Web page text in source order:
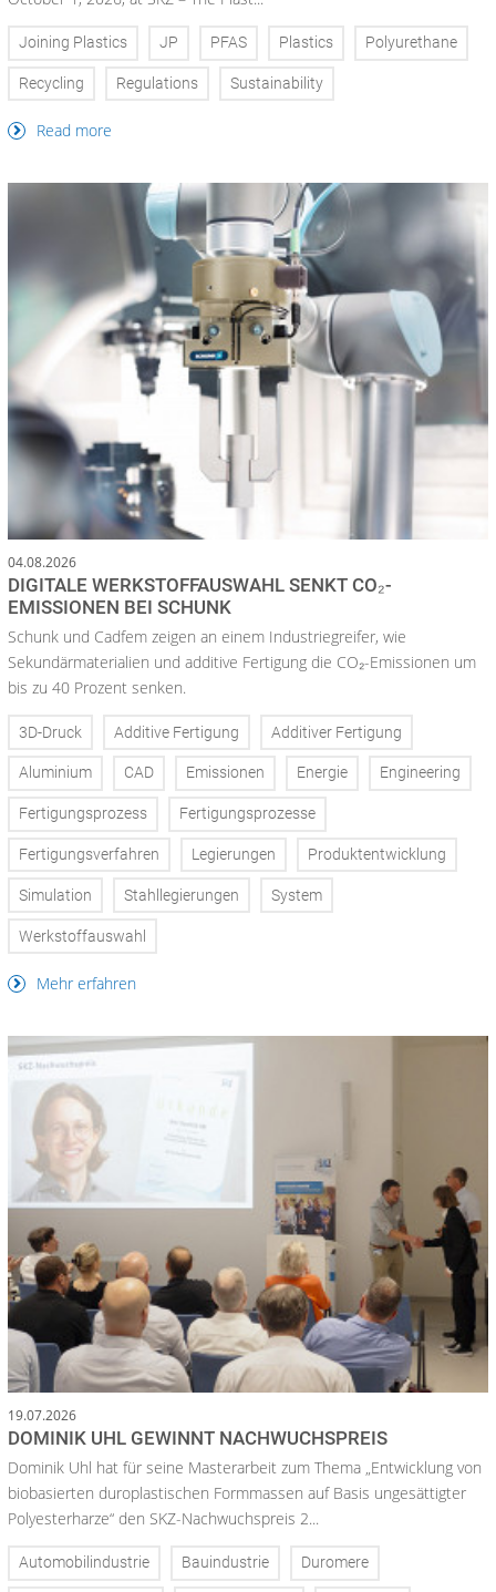
Joining Plastics JP PFAS Plastics Polyurethane
Recycling Regulations Sustainability
Read more
04.08.2026
DIGITALE WERKSTOFFAUSWAHL SENKT CO₂-
EMISSIONEN BEI SCHUNK
Schunk und Cadfem zeigen an einem Industriegreifer, wie
Sekundärmaterialien und additive Fertigung die CO₂-Emissionen um
bis zu 40 Prozent senken.
3D-Druck Additive Fertigung Additiver Fertigung
Aluminium CAD Emissionen Energie Engineering
Fertigungsprozess Fertigungsprozesse
Fertigungsverfahren Legierungen Produktentwicklung
Simulation Stahllegierungen System
Werkstoffauswahl
Mehr erfahren
19.07.2026
DOMINIK UHL GEWINNT NACHWUCHSPREIS
Dominik Uhl hat für seine Masterarbeit zum Thema „Entwicklung von
biobasierten duroplastischen Formmassen auf Basis ungesättigter
Polyesterharze“ den SKZ-Nachwuchspreis 2...
Automobilindustrie Bauindustrie Duromere